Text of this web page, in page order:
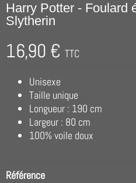
Harry Potter - Foulard
Slytherin
16,90 € TTC
Unisexe
Taille unique
Longueur : 190 cm
Largeur : 80 cm
100% voile doux
Référence